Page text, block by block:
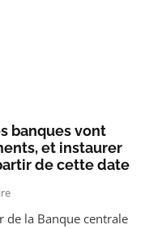
banques vont
et instaurer
de cette date
de la Banque centrale